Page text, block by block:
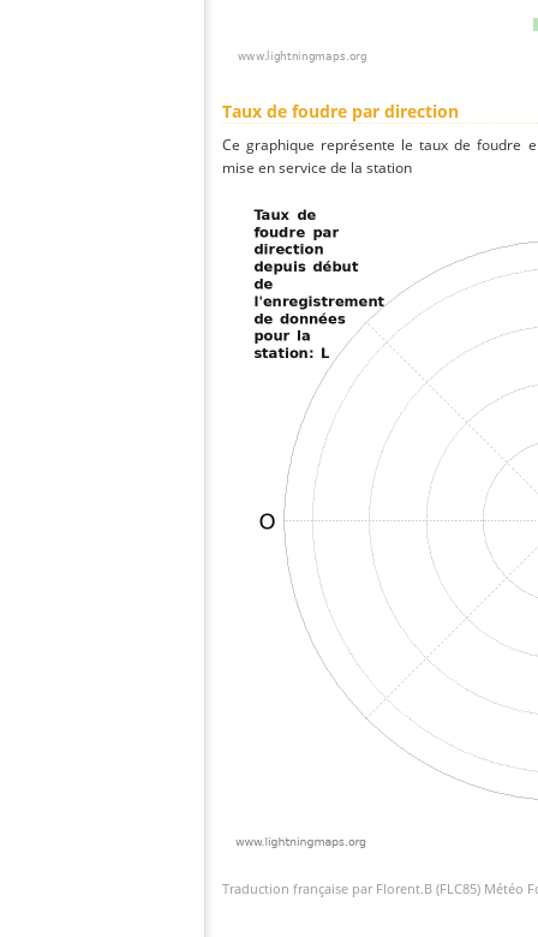
Taux de foudre par direction
Ce graphique représente le taux de foudre
mise en service de la station
Traduction française par Florent.B (FLC85) Météo